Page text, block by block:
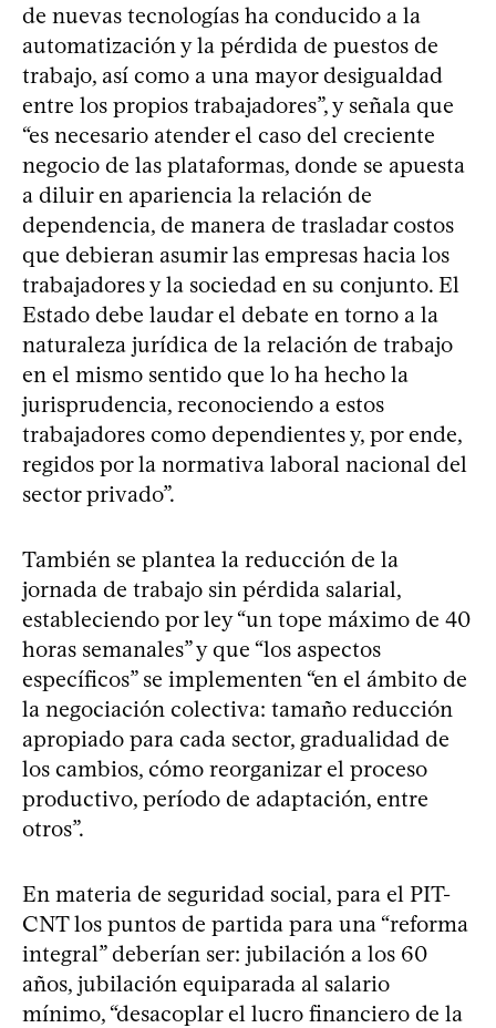
de nuevas tecnologías ha conducido a la
automatización y la pérdida de puestos de
trabajo, así como a una mayor desigualdad
entre los propios trabajadores”, y señala que
“es necesario atender el caso del creciente
negocio de las plataformas, donde se apuesta
a diluir en apariencia la relación de
dependencia, de manera de trasladar costos
que debieran asumir las empresas hacia los
trabajadores y la sociedad en su conjunto. El
Estado debe laudar el debate en torno a la
naturaleza jurídica de la relación de trabajo
en el mismo sentido que lo ha hecho la
jurisprudencia, reconociendo a estos
trabajadores como dependientes y, por ende,
regidos por la normativa laboral nacional del
sector privado”.
También se plantea la reducción de la
jornada de trabajo sin pérdida salarial,
estableciendo por ley “un tope máximo de 40
horas semanales” y que “los aspectos
específicos” se implementen “en el ámbito de
la negociación colectiva: tamaño reducción
apropiado para cada sector, gradualidad de
los cambios, cómo reorganizar el proceso
productivo, período de adaptación, entre
otros”.
En materia de seguridad social, para el PIT-
CNT los puntos de partida para una “reforma
integral” deberían ser: jubilación a los 60
años, jubilación equiparada al salario
mínimo, “desacoplar el lucro financiero de la